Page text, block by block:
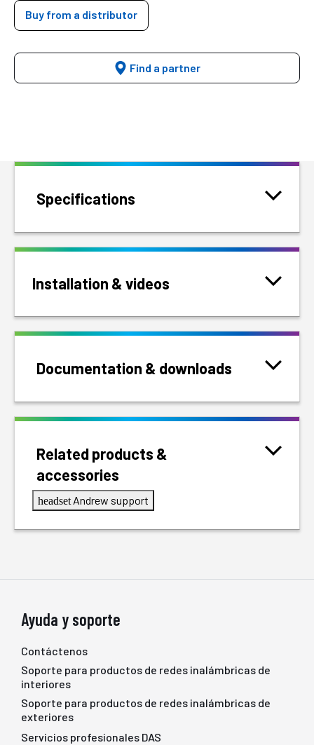
Buy from a distributor
Find a partner
Specifications
Installation & videos
Documentation & downloads
Related products &
accessories
headset Andrew support
Ayuda y soporte
Contáctenos
Soporte para productos de redes inalámbricas de
interiores
Soporte para productos de redes inalámbricas de
exteriores
Servicios profesionales DAS